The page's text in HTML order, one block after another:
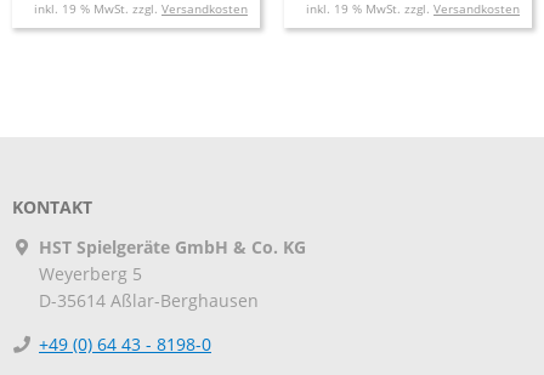
inkl. 19 % MwSt. zzgl. Versandkosten inkl. 19 % MwSt. zzgl. Versandkosten
KONTAKT
HST Spielgeräte GmbH & Co. KG
Weyerberg 5
D-35614 Aßlar-Berghausen
+49 (0) 64 43 - 8198-0